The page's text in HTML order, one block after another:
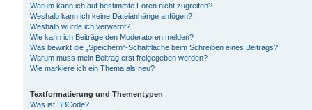
Warum kann ich auf bestimmte Foren nicht zugreifen?
Weshalb kann ich keine Dateianhänge anfügen?
Weshalb wurde ich verwarnt?
Wie kann ich Beiträge den Moderatoren melden?
Was bewirkt die „Speichern“-Schaltfläche beim Schreiben eines Beitrags?
Warum muss mein Beitrag erst freigegeben werden?
Wie markiere ich ein Thema als neu?
Textformatierung und Thementypen
Was ist BBCode?